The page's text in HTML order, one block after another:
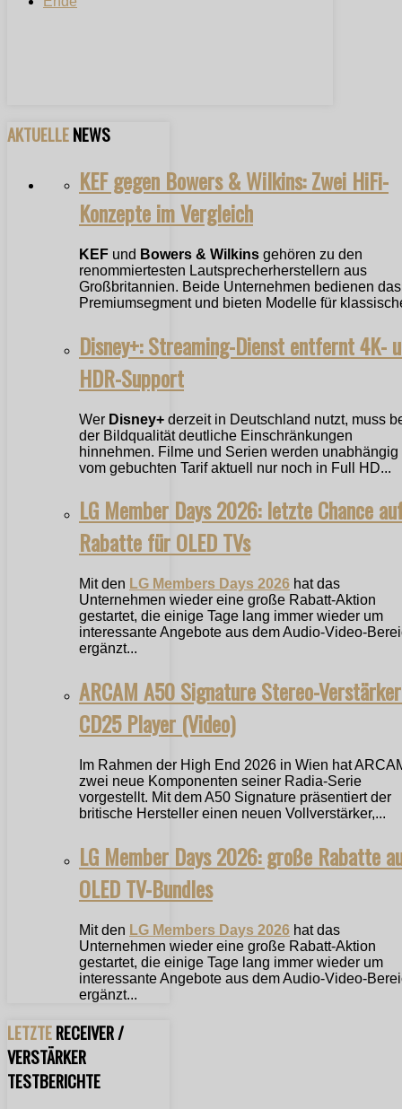
AKTUELLENEWS
KEF gegen Bowers & Wilkins: Zwei HiFi-
Konzepte im Vergleich
KEF und Bowers & Wilkins gehören zu den
renommiertesten Lautsprecherherstellern aus
Großbritannien. Beide Unternehmen bedienen das
Premiumsegment und bieten Modelle für
Disney+: Streaming-Dienst entfernt 4K-
HDR-Support
Wer Disney+ derzeit in Deutschland nutzt, muss
der Bildqualität deutliche Einschränkungen
hinnehmen. Filme und Serien werden unabhängig
vom gebuchten Tarif aktuell nur noch in Full HD...
LG Member Days 2026: letzte Chance
Rabatte für OLED TVs
Mit den LG Members Days 2026 hat das
Unternehmen wieder eine große Rabatt-Aktion
gestartet, die einige Tage lang immer wieder um
interessante Angebote aus dem Audio-Video-
ergänzt...
ARCAM A50 Signature Stereo-
CD25 Player (Video)
Im Rahmen der High End 2026 in Wien hat
zwei neue Komponenten seiner Radia-Serie
vorgestellt. Mit dem A50 Signature präsentiert der
britische Hersteller einen neuen Vollverstärker,...
LG Member Days 2026: große Rabatte
OLED TV-Bundles
Mit den LG Members Days 2026 hat das
Unternehmen wieder eine große Rabatt-Aktion
gestartet, die einige Tage lang immer wieder um
interessante Angebote aus dem Audio-Video-
ergänzt...
LETZTERECEIVER /
VERSTÄRKER
TESTBERICHTE